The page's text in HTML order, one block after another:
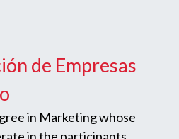
de Empresas
in Marketing whose